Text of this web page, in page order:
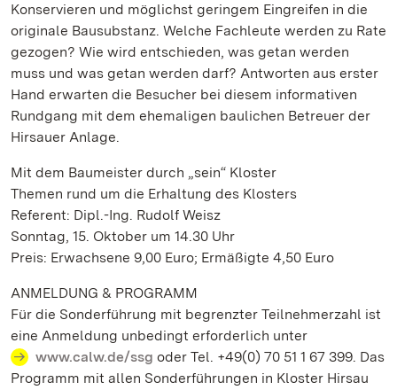
Konservieren und möglichst geringem Eingreifen in die
originale Bausubstanz. Welche Fachleute werden zu Rate
gezogen? Wie wird entschieden, was getan werden
muss und was getan werden darf? Antworten aus erster
Hand erwarten die Besucher bei diesem informativen
Rundgang mit dem ehemaligen baulichen Betreuer der
Hirsauer Anlage.
Mit dem Baumeister durch „sein“ Kloster
Themen rund um die Erhaltung des Klosters
Referent: Dipl.-Ing. Rudolf Weisz
Sonntag, 15. Oktober um 14.30 Uhr
Preis: Erwachsene 9,00 Euro; Ermäßigte 4,50 Euro
ANMELDUNG & PROGRAMM
Für die Sonderführung mit begrenzter Teilnehmerzahl ist
eine Anmeldung unbedingt erforderlich unter
www.calw.de/ssg oder Tel. +49(0) 70 51 1 67 399. Das
Programm mit allen Sonderführungen in Kloster Hirsau